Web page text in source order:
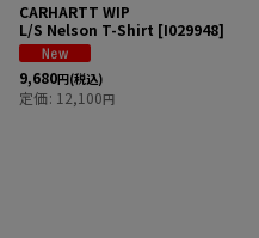
CARHARTT WIP
L/S Nelson T-Shirt [I029948]
9,680円(税込)
定価: 12,100円